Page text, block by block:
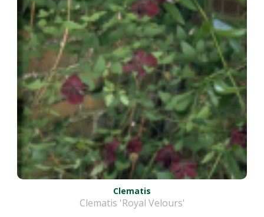
Clematis
Clematis 'Royal Velours'